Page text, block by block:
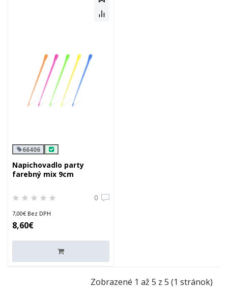
66406
Napichovadlo party
farebný mix 9cm
0
7,00€ Bez DPH
8,60€
Zobrazené 1 až 5 z 5 (1 stránok)